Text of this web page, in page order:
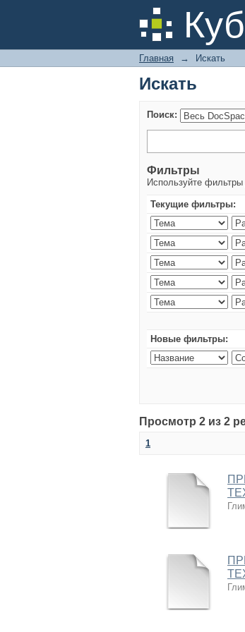
Искать
Главная → Искать
Искать
Поиск:
Фильтры
Используйте фильтры
Текущие фильтры:
Новые фильтры:
Просмотр 2 из 2
1